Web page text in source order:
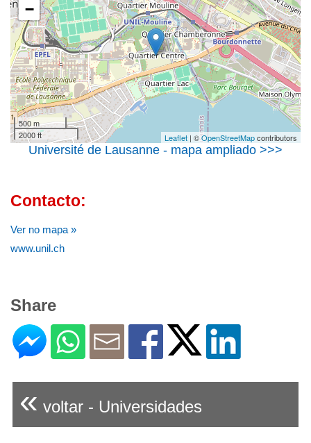
−
500 m
2000 ft
Leaflet | ©OpenStreetMapcontributors
Université de Lausanne - mapa ampliado >>>
Contacto:
Ver no mapa »
www.unil.ch
Share
« voltar - Universidades